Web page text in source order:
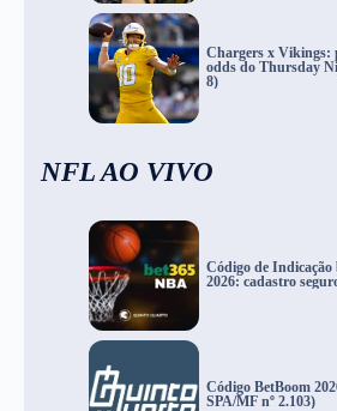
Chargers x Vikings:
odds do Thursday
8)
NFL AO VIVO
Código de Indicação
2026: cadastro
Código BetBoom
SPA/MF nº 2.103)